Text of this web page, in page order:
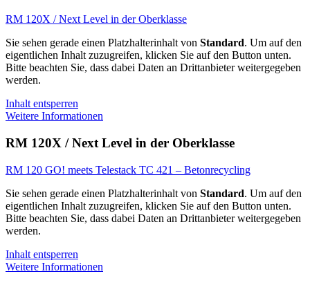
RM 120X / Next Level in der Oberklasse
Sie sehen gerade einen Platzhalterinhalt von Standard. Um auf den
eigentlichen Inhalt zuzugreifen, klicken Sie auf den Button unten.
Bitte beachten Sie, dass dabei Daten an Drittanbieter weitergegeben
werden.
Inhalt entsperren
Weitere Informationen
RM 120X / Next Level in der Oberklasse
RM 120 GO! meets Telestack TC 421 – Betonrecycling
Sie sehen gerade einen Platzhalterinhalt von Standard. Um auf den
eigentlichen Inhalt zuzugreifen, klicken Sie auf den Button unten.
Bitte beachten Sie, dass dabei Daten an Drittanbieter weitergegeben
werden.
Inhalt entsperren
Weitere Informationen